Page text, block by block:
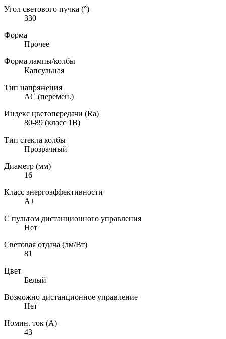
Угол светового пучка (°)
330
Форма
Прочее
Форма лампы/колбы
Капсульная
Тип напряжения
AC (перемен.)
Индекс цветопередачи (Ra)
80-89 (класс 1B)
Тип стекла колбы
Прозрачный
Диаметр (мм)
16
Класс энергоэффективности
A+
С пультом дистанционного управления
Нет
Световая отдача (лм/Вт)
81
Цвет
Белый
Возможно дистанционное управление
Нет
Номин. ток (А)
43